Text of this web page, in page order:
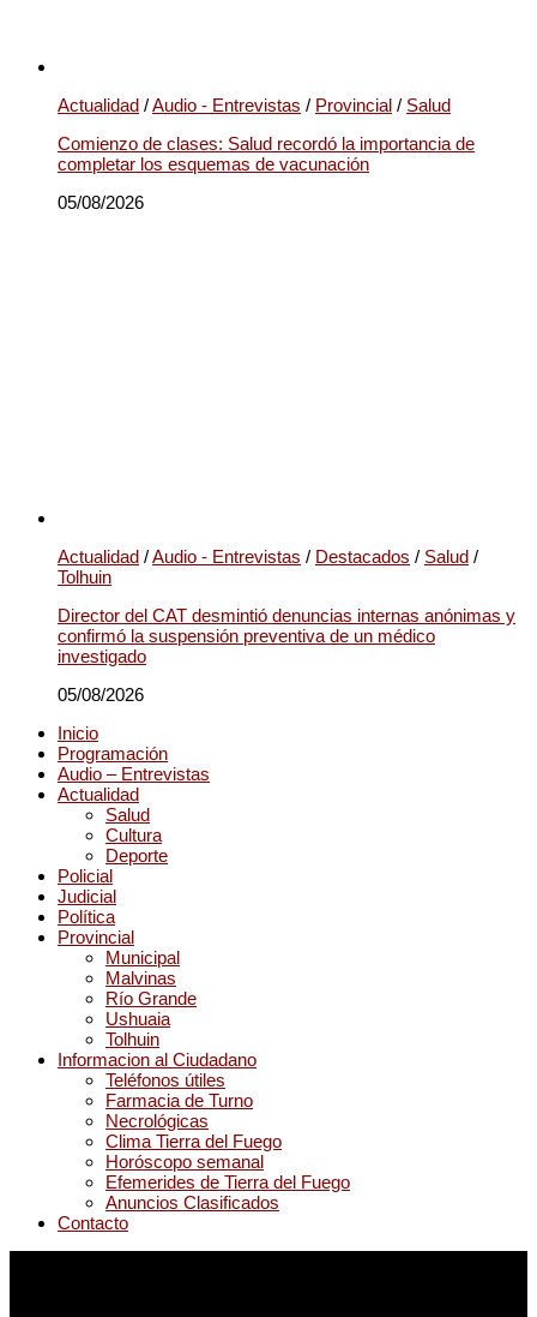
Actualidad /Audio - Entrevistas / Provincial / Salud
Comienzo de clases: Salud recordó la importancia de
completar los esquemas de vacunación
05/08/2026
Actualidad /Audio - Entrevistas / Destacados / Salud /
Tolhuin
Director del CAT desmintió denuncias internas anónimas y
confirmó la suspensión preventiva de un médico
investigado
05/08/2026
Inicio
Programación
Audio – Entrevistas
Actualidad
Salud
Cultura
Deporte
Policial
Judicial
Política
Provincial
Municipal
Malvinas
Río Grande
Ushuaia
Tolhuin
Informacion al Ciudadano
Teléfonos útiles
Farmacia de Turno
Necrológicas
Clima Tierra del Fuego
Horóscopo semanal
Efemerides de Tierra del Fuego
Anuncios Clasificados
Contacto